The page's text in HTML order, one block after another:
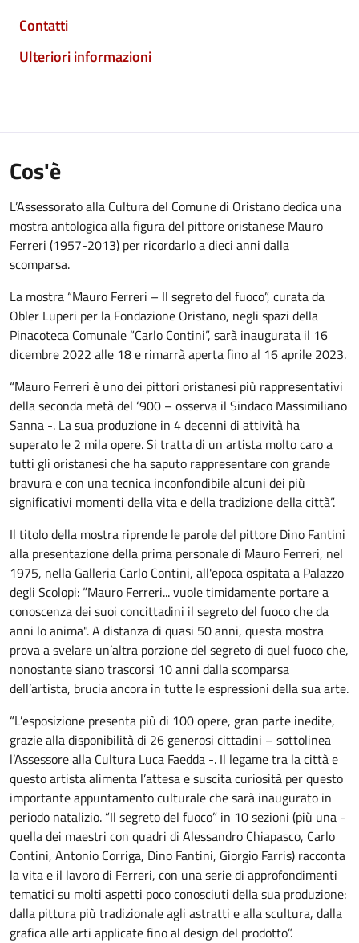
Contatti
Ulteriori informazioni
Cos'è
L’Assessorato alla Cultura del Comune di Oristano dedica una
mostra antologica alla figura del pittore oristanese Mauro
Ferreri (1957-2013) per ricordarlo a dieci anni dalla
scomparsa.
La mostra “Mauro Ferreri – Il segreto del fuoco”, curata da
Obler Luperi per la Fondazione Oristano, negli spazi della
Pinacoteca Comunale “Carlo Contini”, sarà inaugurata il 16
dicembre 2022 alle 18 e rimarrà aperta fino al 16 aprile 2023.
“Mauro Ferreri è uno dei pittori oristanesi più rappresentativi
della seconda metà del ‘900 – osserva il Sindaco Massimiliano
Sanna -. La sua produzione in 4 decenni di attività ha
superato le 2 mila opere. Si tratta di un artista molto caro a
tutti gli oristanesi che ha saputo rappresentare con grande
bravura e con una tecnica inconfondibile alcuni dei più
significativi momenti della vita e della tradizione della città”.
Il titolo della mostra riprende le parole del pittore Dino Fantini
alla presentazione della prima personale di Mauro Ferreri, nel
1975, nella Galleria Carlo Contini, all'epoca ospitata a Palazzo
degli Scolopi: “Mauro Ferreri... vuole timidamente portare a
conoscenza dei suoi concittadini il segreto del fuoco che da
anni lo anima". A distanza di quasi 50 anni, questa mostra
prova a svelare un’altra porzione del segreto di quel fuoco che,
nonostante siano trascorsi 10 anni dalla scomparsa
dell’artista, brucia ancora in tutte le espressioni della sua arte.
“L’esposizione presenta più di 100 opere, gran parte inedite,
grazie alla disponibilità di 26 generosi cittadini – sottolinea
l’Assessore alla Cultura Luca Faedda -. Il legame tra la città e
questo artista alimenta l’attesa e suscita curiosità per questo
importante appuntamento culturale che sarà inaugurato in
periodo natalizio. “Il segreto del fuoco” in 10 sezioni (più una -
quella dei maestri con quadri di Alessandro Chiapasco, Carlo
Contini, Antonio Corriga, Dino Fantini, Giorgio Farris) racconta
la vita e il lavoro di Ferreri, con una serie di approfondimenti
tematici su molti aspetti poco conosciuti della sua produzione:
dalla pittura più tradizionale agli astratti e alla scultura, dalla
grafica alle arti applicate fino al design del prodotto”.